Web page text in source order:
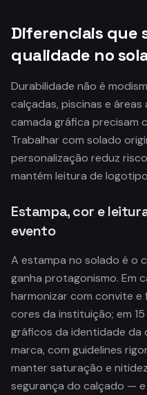
Diferenciais que
qualidade no
Durabilidade não é
calçadas, piscinas e
camada gráfica precisam
Trabalhar com solado
personalização reduz
mantém leitura de
Estampa, cor e
evento
A estampa no solado é o
ganha protagonismo. Em
harmonizar com convite e
cores da instituição; em
gráficos da identidade da
marca, com guidelines
manter saturação e
segurança do calçado —